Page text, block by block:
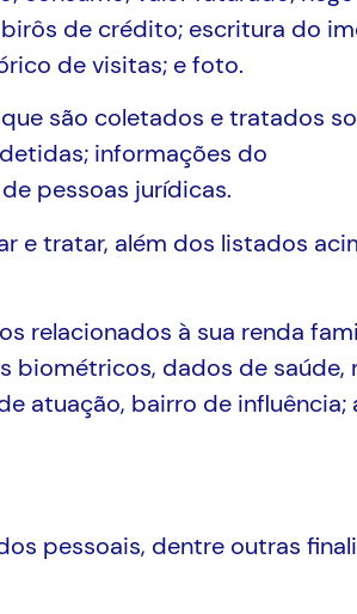
de crédito; escritura do
de visitas; e foto.
são coletados e tratados
informações do
pessoas jurídicas.
e tratar, além dos listados
relacionados à sua renda
biométricos, dados de saúde,
atuação, bairro de influência;
pessoais, dentre outras